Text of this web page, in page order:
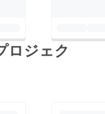
ロジェク